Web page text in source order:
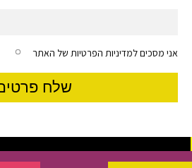
אני מסכים למדיניות הפרטיות של האתר